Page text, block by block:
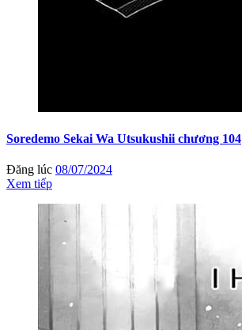
Soredemo Sekai Wa Utsukushii chương 104
Đăng lúc 08/07/2024
Xem tiếp